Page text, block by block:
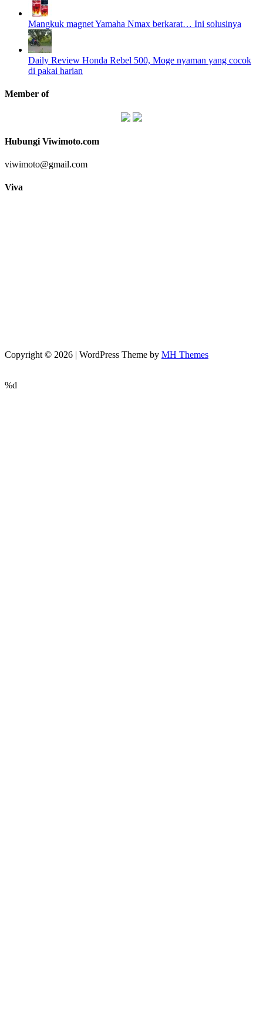
Mangkuk magnet Yamaha Nmax berkarat… Ini solusinya
Daily Review Honda Rebel 500, Moge nyaman yang cocok
di pakai harian
Member of
Hubungi Viwimoto.com
viwimoto@gmail.com
Viva
Copyright © 2026 | WordPress Theme by MH Themes
%d